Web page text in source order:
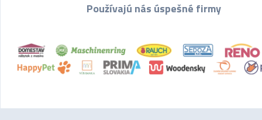
Používajú nás úspešné firmy